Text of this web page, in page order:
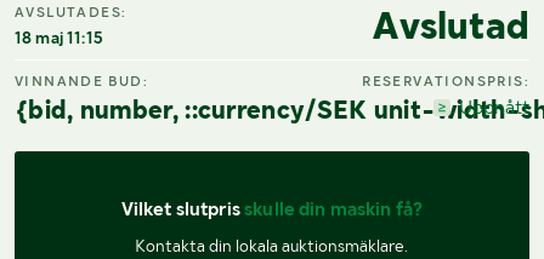
AVSLUTADES:
18 maj 11:15 Avslutad
VINNANDE BUD:
{bid, number, ::currency/SEK unit-width-
RESERVATIONSPRIS:
Uppnått
Vilket slutpris skulle din maskin få?
Kontakta din lokala auktionsmäklare.